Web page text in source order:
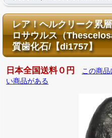
レア！ヘルクリーク累
ロサウルス（
質歯化石/【di1757】
日本全国送料０円 この商品
い商品がある